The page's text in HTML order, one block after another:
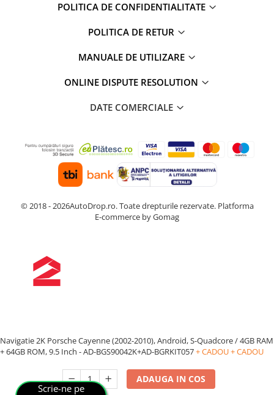
POLITICA DE CONFIDENTIALITATE
POLITICA DE RETUR
MANUALE DE UTILIZARE
ONLINE DISPUTE RESOLUTION
DATE COMERCIALE
© 2018 - 2026AutoDrop.ro. Toate drepturile rezervate. Platforma
E-commerce by Gomag
Scrie-ne pe
Navigatie 2K Porsche Cayenne (2002-2010), Android, S-Quadcore / 4GB RAM
+ 64GB ROM, 9.5 Inch - AD-BGS90042K+AD-BGRKIT057+ CADOU+ CADOU
ADAUGA IN COS